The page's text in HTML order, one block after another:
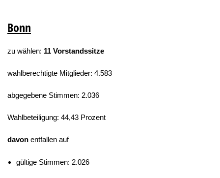
Bonn
zu wählen: 11 Vorstandssitze
wahlberechtigte Mitglieder: 4.583
abgegebene Stimmen: 2.036
Wahlbeteiligung: 44,43 Prozent
davon entfallen auf
gültige Stimmen: 2.026